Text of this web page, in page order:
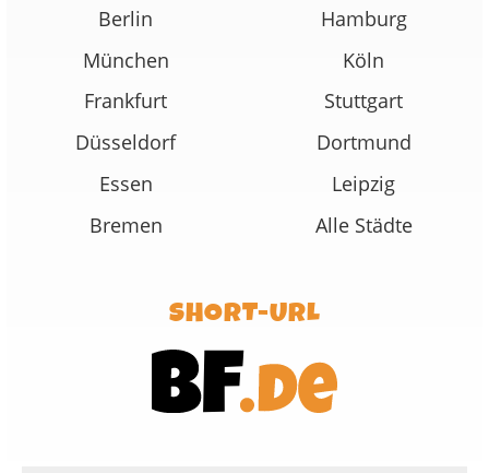
Berlin
Hamburg
München
Köln
Frankfurt
Stuttgart
Düsseldorf
Dortmund
Essen
Leipzig
Bremen
Alle Städte
SHORT-URL